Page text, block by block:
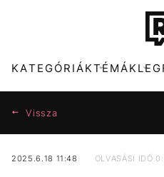
KATEGÓRIÁKTÉMÁK
Vissza
2025.6.18 11:48 OLVASÁSI IDŐ